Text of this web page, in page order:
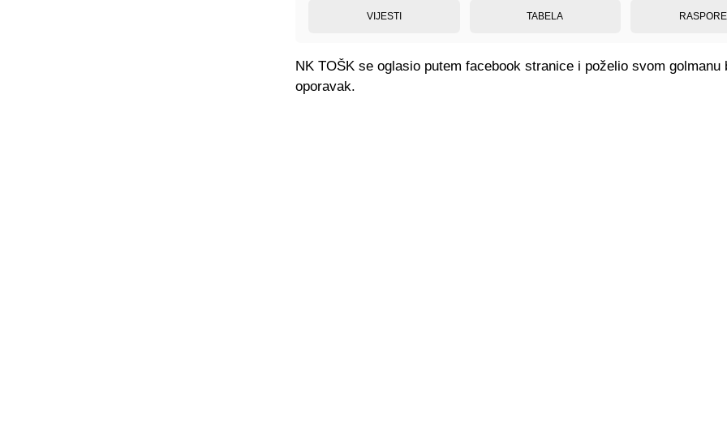
VIJESTI TABELA
NK TOŠK se oglasio putem facebook stranice i poželio svom golmanu
oporavak.